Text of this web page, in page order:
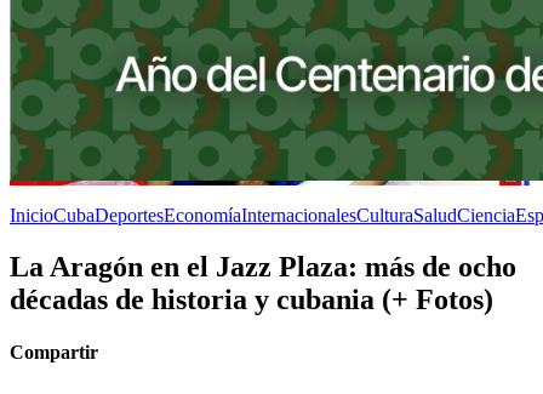
InicioCubaDeportesEconomíaInternacionalesCulturaSaludCiencia
La Aragón en el Jazz Plaza: más de ocho
décadas de historia y cubania (+ Fotos)
Compartir